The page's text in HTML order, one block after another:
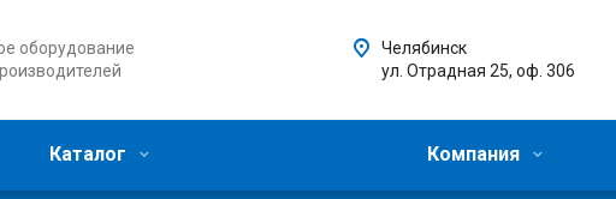
оборудование
Челябинск
ул. Отрадная 25, оф. 306
Каталог Компания